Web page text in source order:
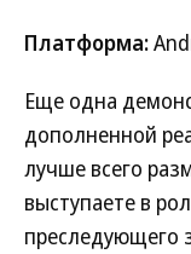
Платформа:
Еще одна
дополненной
лучше всего
выступаете в
преследующего